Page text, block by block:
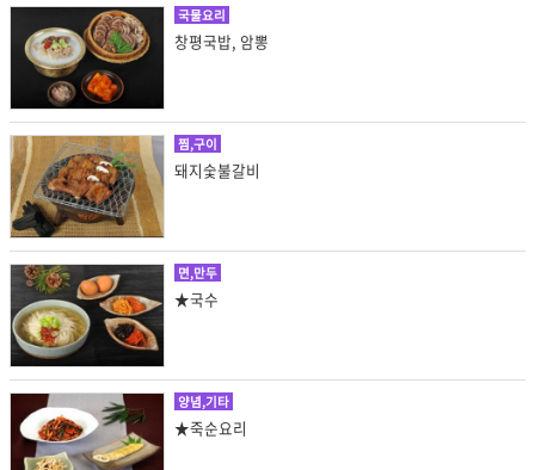
국물요리
창평국밥, 암뽕
찜,구이
돼지숯불갈비
면,만두
★국수
양념,기타
★죽순요리